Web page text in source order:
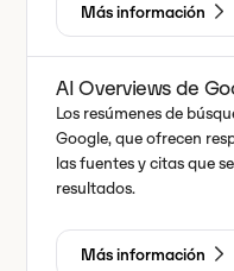
Más información
AI Overviews de
Los resúmenes de
Google, que ofrecen
las fuentes y citas que
resultados.
Más información